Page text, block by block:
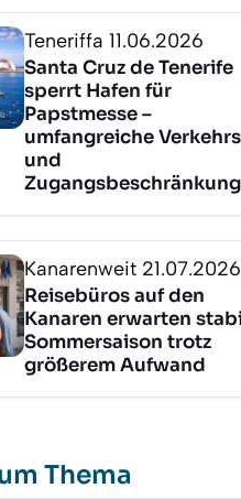
Teneriffa 11.06.2026
Santa Cruz de Tenerife
sperrt Hafen für
Papstmesse –
umfangreiche
und
Kanarenweit 21.07.2026
Reisebüros auf den
Kanaren erwarten
Sommersaison trotz
größerem Aufwand
Thema